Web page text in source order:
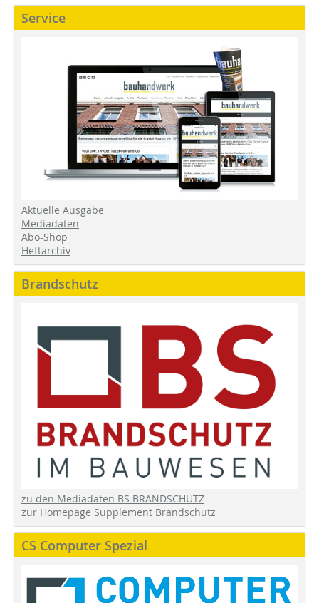
Service
Aktuelle Ausgabe
Mediadaten
Abo-Shop
Heftarchiv
Brandschutz
zu den Mediadaten BS BRANDSCHUTZ
zur Homepage Supplement Brandschutz
CS Computer Spezial